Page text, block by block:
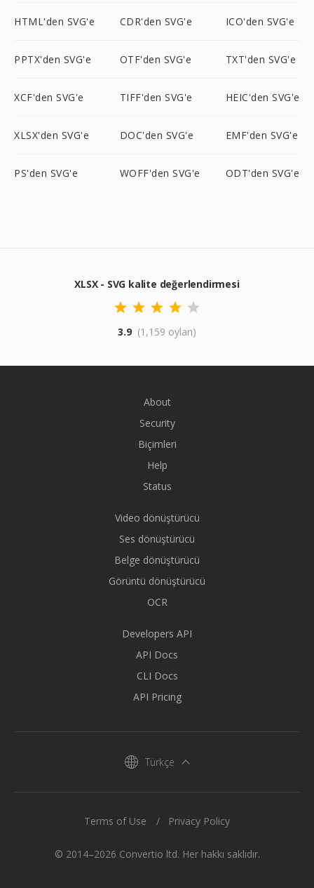
HTML'den SVG'e CDR'den SVG'e ICO'den SVG'e
PPTX'den SVG'e OTF'den SVG'e TXT'den SVG'e
XCF'den SVG'e TIFF'den SVG'e HEIC'den SVG'e
XLSX'den SVG'e DOC'den SVG'e EMF'den SVG'e
PS'den SVG'e WOFF'den SVG'e ODT'den SVG'e
XLSX - SVG kalite değerlendirmesi
3.9 (1,159 oyları)
About
Security
Biçimleri
Help
Status
Video dönüştürücü
Ses dönüştürücü
Belge dönüştürücü
Görüntü dönüştürücü
OCR
Developers API
API Docs
CLI Docs
API Pricing
Türkçe
© 2014–2026 Convertio ltd. Her hakkı saklıdır.
Terms of Use Privacy Policy